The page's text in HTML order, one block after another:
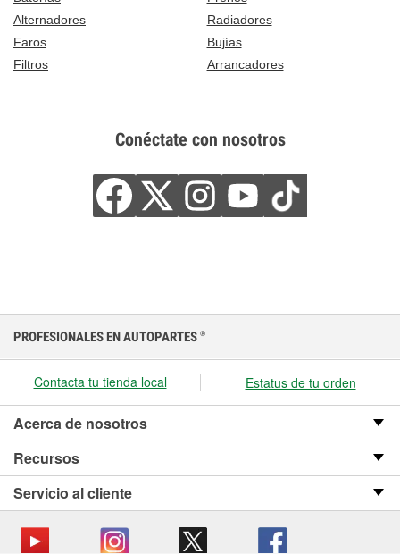
Alternadores
Radiadores
Faros
Bujías
Filtros
Arrancadores
Conéctate con nosotros
PROFESIONALES EN AUTOPARTES ®
Contacta tu tienda local Estatus de tu orden
Acerca de nosotros
Recursos
Servicio al cliente